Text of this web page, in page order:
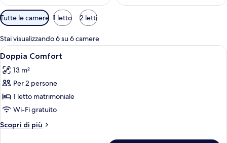
Filtri
disponibili
per
le
camere
Tutte le camere 1 letto 2 letti
Stai visualizzando 6 su 6 camere
Apri
tutte
le
foto
per
Doppia
Comfort
Una camera d'albergo con un letto,
7
Doppia Comfort
13 m²
Per 2 persone
1 letto matrimoniale
Wi-Fi gratuito
Scopri di più
Altri